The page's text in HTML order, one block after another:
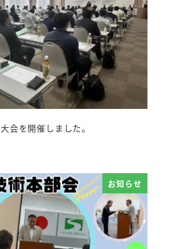
会を開催しました。
お知らせ